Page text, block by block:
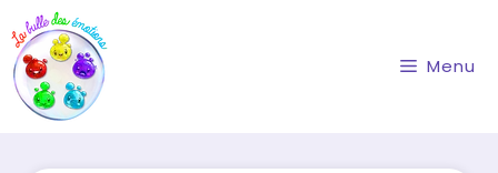
au
contenu
Menu